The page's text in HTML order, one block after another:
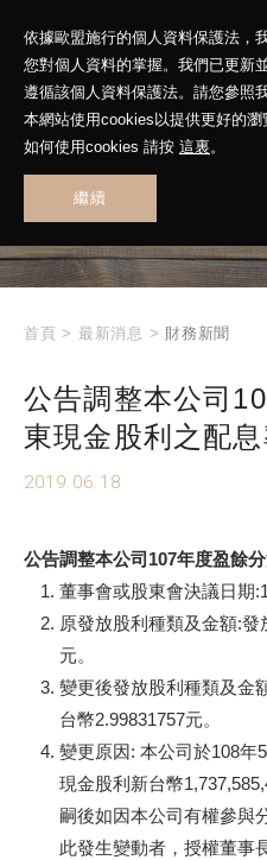
依據歐盟施行的個人資料保護法，
您對個人資料的掌握。我們已更新
遵循該個人資料保護法。請您參照
本網站使用cookies以提供更好的
如何使用cookies 請按 這裏。
繼續
首頁 > 最新消息 > 財務新聞
公告調整本公司
東現金股利之配
2019.06.18
公告調整本公司107年度盈餘
董事會或股東會決議日期
原發放股利種類及金額:
元。
變更後發放股利種類及金
台幣2.99831757元。
變更原因: 本公司於108年
現金股利新台幣
嗣後如因本公司有權參與
此發生變動者，授權董事